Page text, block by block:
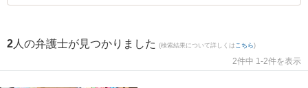
2 人の弁護士が見つかりました (検索結果について詳しくは こちら)
2件中 1-2件を表示